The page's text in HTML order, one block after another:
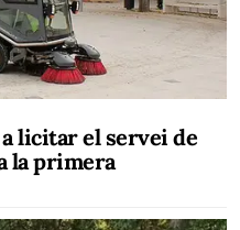
licitar el servei de
la primera